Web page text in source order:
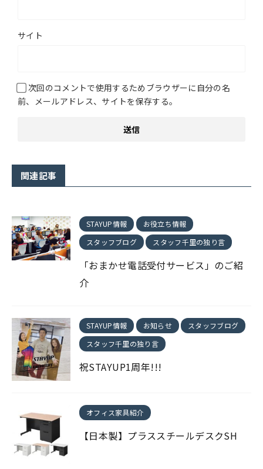
サイト
次回のコメントで使用するためブラウザーに自分の名
前、メールアドレス、サイトを保存する。
関連記事
STAYUP情報
お役立ち情報
スタッフブログ
スタッフ千里の独り言
「おまかせ電話受付サービス」のご紹
介
STAYUP情報 お知らせ
スタッフブログ
スタッフ千里の独り言
祝STAYUP1周年!!!
オフィス家具紹介
【日本製】プラススチールデスクSH